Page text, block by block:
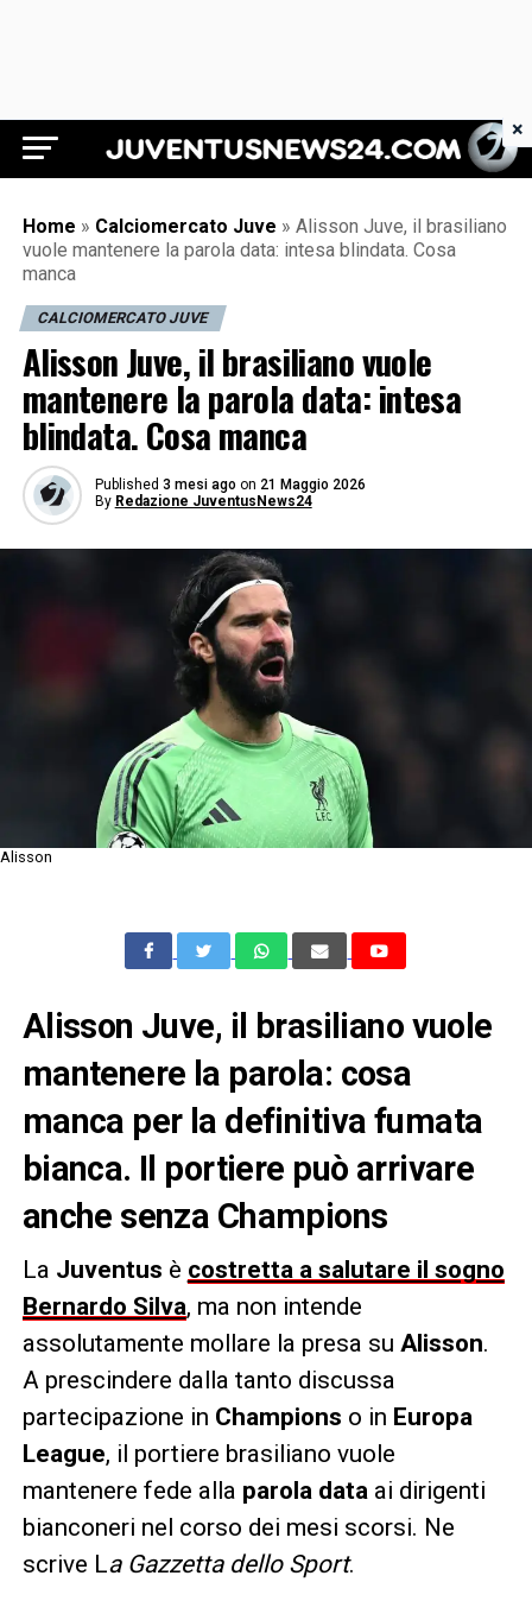
Juventus News 24
Home » Calciomercato Juve » Alisson Juve, il brasiliano
vuole mantenere la parola data: intesa blindata. Cosa
manca
CALCIOMERCATO JUVE
Alisson Juve, il brasiliano vuole
mantenere la parola data: intesa
blindata. Cosa manca
Published 3 mesi ago on 21 Maggio 2026
By Redazione JuventusNews24
Alisson
Alisson Juve, il brasiliano vuole
mantenere la parola: cosa
manca per la definitiva fumata
bianca. Il portiere può arrivare
anche senza Champions
La Juventus è costretta a salutare il sogno
Bernardo Silva, ma non intende
assolutamente mollare la presa su Alisson.
A prescindere dalla tanto discussa
partecipazione in Champions o in Europa
League, il portiere brasiliano vuole
mantenere fede alla parola dataai dirigenti
bianconeri nel corso dei mesi scorsi. Ne
scrive La Gazzetta dello Sport.
×